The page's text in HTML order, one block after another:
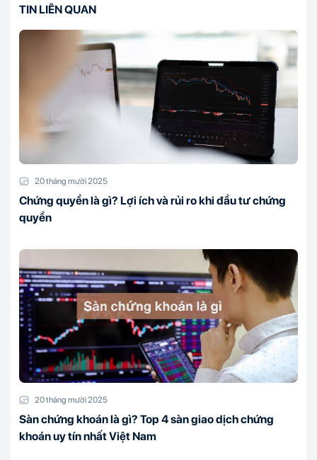
TIN LIÊN QUAN
20 tháng mười 2025
Chứng quyền là gì? Lợi ích và rủi ro khi đầu tư chứng
quyền
20 tháng mười 2025
Sàn chứng khoán là gì? Top 4 sàn giao dịch chứng
khoán uy tín nhất Việt Nam